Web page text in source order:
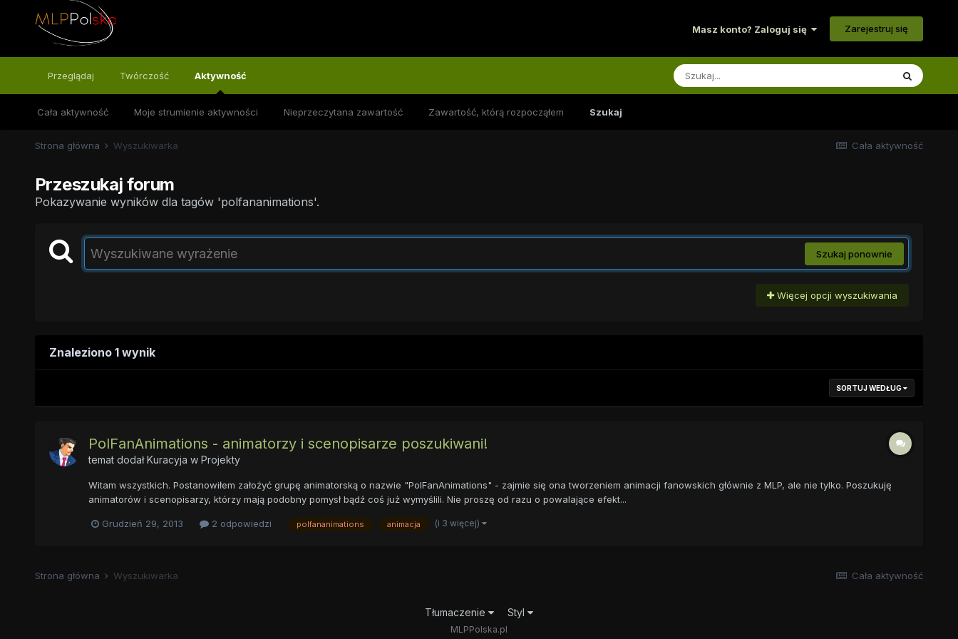
Masz konto? Zaloguj się Zarejestruj się
Przeglądaj Twórczość Aktywność
Cała aktywność Moje strumienie aktywności Nieprzeczytana zawartość Zawartość, którą rozpocząłem Szukaj
Cała aktywność
Strona główna Wyszukiwarka
Przeszukaj forum
Pokazywanie wyników dla tagów 'polfananimations'.
Szukaj ponownie
Więcej opcji wyszukiwania
Znaleziono 1 wynik
SORTUJ WEDŁUG
PolFanAnimations - animatorzy i scenopisarze poszukiwani!
temat dodałKuracyja w Projekty
Witam wszystkich. Postanowiłem założyć grupę animatorską o nazwie "PolFanAnimations" - zajmie się ona tworzeniem animacji fanowskich głównie z MLP, ale nie tylko. Poszukuję
animatorów i scenopisarzy, którzy mają podobny pomysł bądź coś już wymyślili. Nie proszę od razu o powalające efekt...
Grudzień 29, 2013 2 odpowiedzi polfananimations animacja (i 3 więcej)
Cała aktywność
Strona główna Wyszukiwarka
Tłumaczenie Styl
MLPPolska.pl